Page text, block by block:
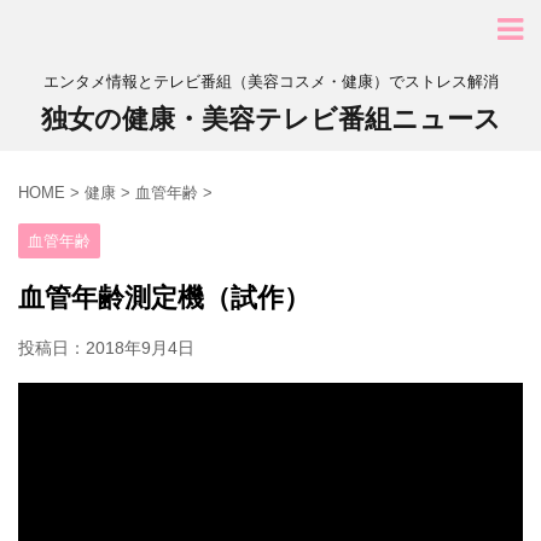
エンタメ情報とテレビ番組（美容コスメ・健康）でストレス解消
独女の健康・美容テレビ番組ニュース
HOME > 健康 > 血管年齢 >
血管年齢
血管年齢測定機（試作）
投稿日： 2018年9月4日